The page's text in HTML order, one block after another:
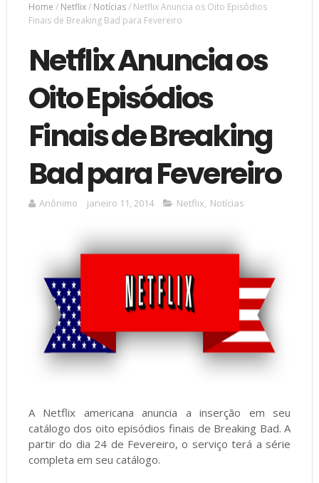
Home / Netflix/ Notícias/ Netflix Anuncia os Oito Episódios
Finais de Breaking Bad para Fevereiro
Netflix Anuncia os
Oito Episódios
Finais de Breaking
Bad para Fevereiro
Anônimo janeiro 11, 2014 Netflix, Notícias
A Netflix americana anuncia a inserção em seu
catálogo dos oito episódios finais de Breaking Bad. A
partir do dia 24 de Fevereiro, o serviço terá a série
completa em seu catálogo.